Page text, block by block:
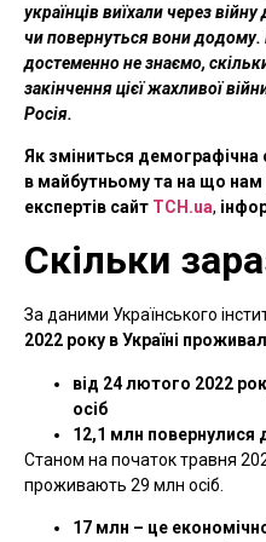
українців виїхали через
чи повернуться вони додому.
достеменно не знаємо,
закінчення цієї жахливої
Росія.
Як зміниться демографічна
в майбутньому та на що нам
експертів сайт ТСН.ua,
Скільки
За даними Українського
2022 року в Україні
від 24 лютого 2022
осіб
12,1 млн повернулися
Станом на початок травня
проживають 29 млн осіб.
17 млн – це